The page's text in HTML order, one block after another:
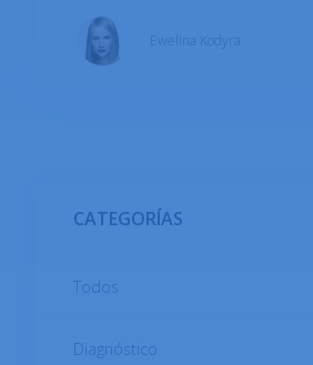
Ewelina Kodyra
CATEGORÍAS
Todos
Diagnóstico